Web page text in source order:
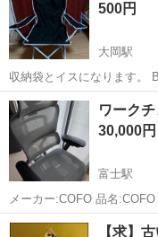
500円
大岡駅
収納袋とイスになります。
静岡 沼津市 大岡駅
ワーク
30,000円
富士駅
メーカー:COFO 品名:COFO
古 （2026年2月中旬～現時点使用） 故障や大きなキ
静岡 富士市 富士駅
【求】